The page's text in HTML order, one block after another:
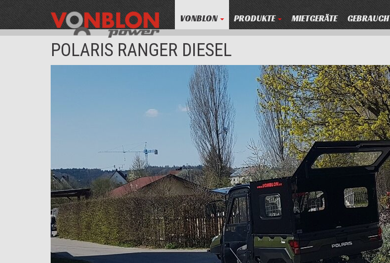
VONBLON PRODUKTE MIETGERÄTE
POLARIS RANGER DIESEL